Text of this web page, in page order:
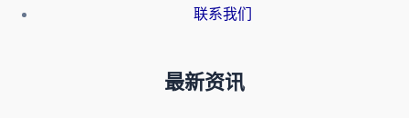
联系我们
最新资讯